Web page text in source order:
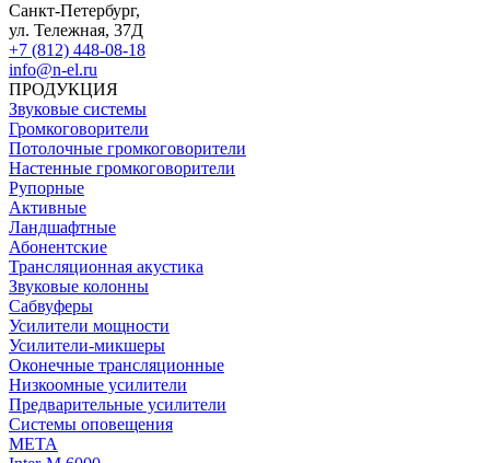
Санкт-Петербург,
ул. Тележная, 37Д
+7 (812) 448-08-18
info@n-el.ru
ПРОДУКЦИЯ
Звуковые системы
Громкоговорители
Потолочные громкоговорители
Настенные громкоговорители
Рупорные
Активные
Ландшафтные
Абонентские
Трансляционная акустика
Звуковые колонны
Сабвуферы
Усилители мощности
Усилители-микшеры
Оконечные трансляционные
Низкоомные усилители
Предварительные усилители
Системы оповещения
МЕТА